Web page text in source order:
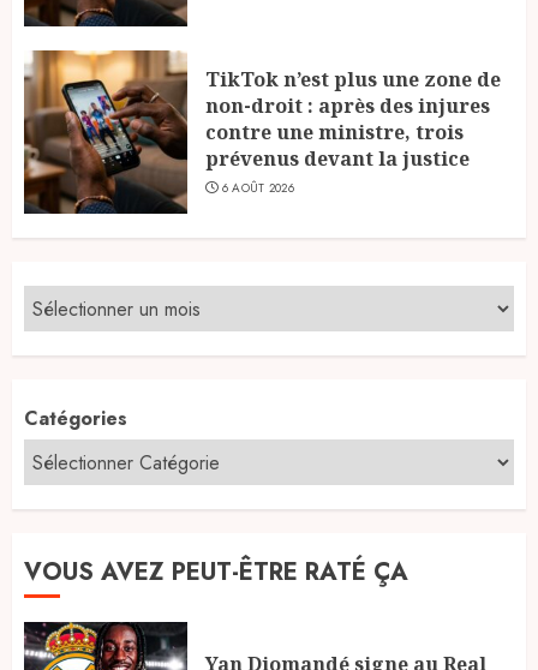
TikTok n’est plus une zone de
non-droit : après des injures
contre une ministre, trois
prévenus devant la justice
6 AOÛT 2026
Catégories
VOUS AVEZ PEUT-ÊTRE RATÉ ÇA
Yan Diomandé signe au Real